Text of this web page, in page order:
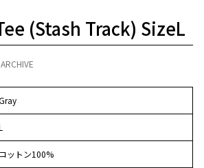
(Stash Track) SizeL
コットン100%